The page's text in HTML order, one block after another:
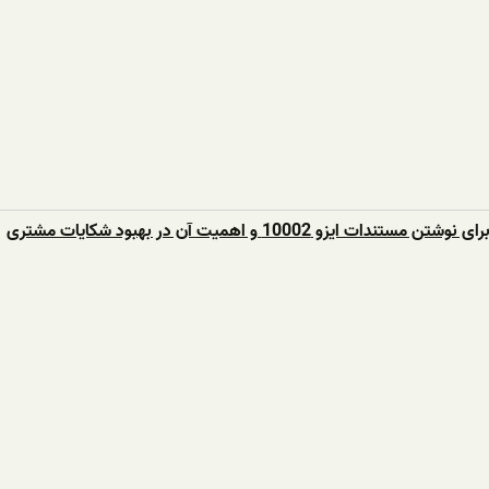
ایزو 10002 و اهمیت آن در بهبود شکایات مشتری